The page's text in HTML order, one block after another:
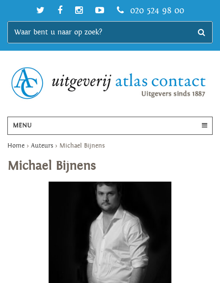
020 524 98 00
MENU
Home > Auteurs > Michael Bijnens
Michael Bijnens